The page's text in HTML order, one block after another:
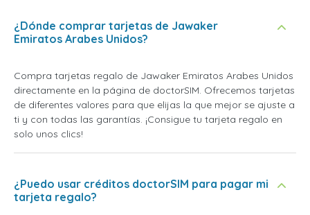
¿Dónde comprar tarjetas de Jawaker
Emiratos Arabes Unidos?
Compra tarjetas regalo de Jawaker Emiratos Arabes Unidos
directamente en la página de doctorSIM. Ofrecemos tarjetas
de diferentes valores para que elijas la que mejor se ajuste a
ti y con todas las garantías. ¡Consigue tu tarjeta regalo en
solo unos clics!
¿Puedo usar créditos doctorSIM para pagar mi
tarjeta regalo?